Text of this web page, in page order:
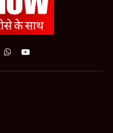
WhatsApp
YouTube